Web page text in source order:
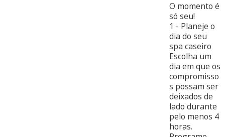
O momento é
só seu!
1 - Planeje o
dia do seu
spa caseiro
Escolha um
dia em que os
compromisso
s possam ser
deixados de
lado durante
pelo menos 4
horas.